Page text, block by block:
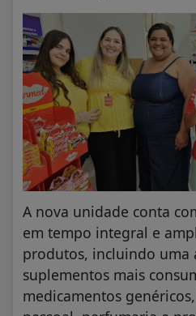
A nova unidade conta
em tempo integral e
produtos, incluindo uma
suplementos mais
medicamentos